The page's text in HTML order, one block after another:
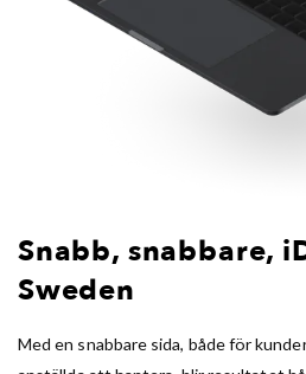
Snabb, snabbare,
Sweden
Med en snabbare sida, både för